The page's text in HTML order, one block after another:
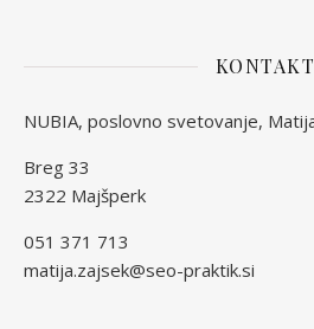
KONTAKT
NUBIA, poslovno svetovanje,
Breg 33
2322 Majšperk
051 371 713
matija.zajsek@seo-praktik.si